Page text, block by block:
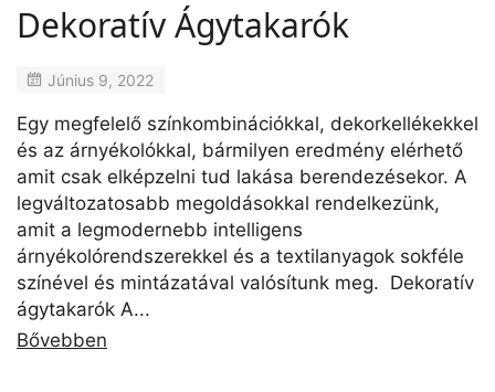
Dekoratív Ágytakarók
Június 9, 2022
Egy megfelelő színkombinációkkal, dekorkellékekkel
és az árnyékolókkal, bármilyen eredmény elérhető
amit csak elképzelni tud lakása berendezésekor. A
legváltozatosabb megoldásokkal rendelkezünk,
amit a legmodernebb intelligens
árnyékolórendszerekkel és a textilanyagok sokféle
színével és mintázatával valósítunk meg. Dekoratív
ágytakarók A...
Bővebben